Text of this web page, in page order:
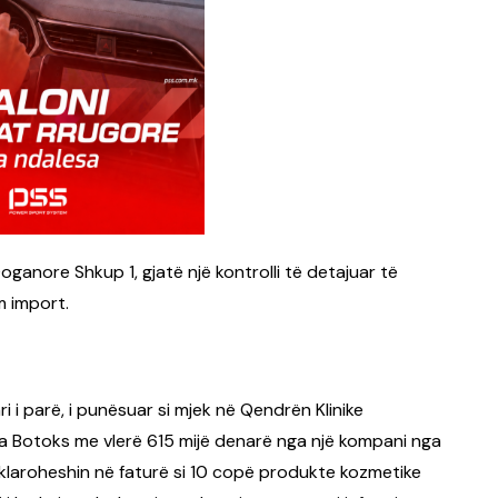
Shkup 1, gjatë një kontrolli të detajuar të
import.
parë, i punësuar si mjek në Qendrën Klinike
Botoks me vlerë 615 mijë denarë nga një kompani nga
në faturë si 10 copë produkte kozmetike